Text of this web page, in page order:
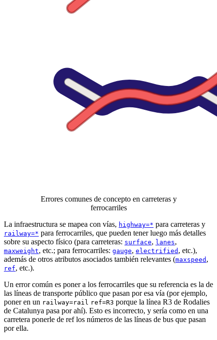
Errores comunes de concepto en carreteras y
ferrocarriles
La infraestructura se mapea con vías, highway=* para carreteras y
railway=* para ferrocarriles, que pueden tener luego más detalles
sobre su aspecto físico (para carreteras: surface, lanes,
maxweight, etc.; para ferrocarriles: gauge, electrified , etc.),
además de otros atributos asociados también relevantes (maxspeed ,
ref, etc.).
Un error común es poner a los ferrocarriles que su referencia es la de
las líneas de transporte público que pasan por esa vía (por ejemplo,
poner en un railway=rail ref=R3 porque la línea R3 de Rodalies
de Catalunya pasa por ahí). Esto es incorrecto, y sería como en una
carretera ponerle de ref los números de las líneas de bus que pasan
por ella.